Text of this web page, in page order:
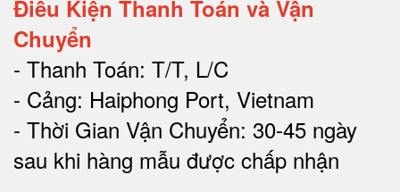
Điều Kiện Thanh Toán và Vận
Chuyển
- Thanh Toán: T/T, L/C
- Cảng: Haiphong Port, Vietnam
- Thời Gian Vận Chuyển: 30-45 ngày
sau khi hàng mẫu được chấp nhận